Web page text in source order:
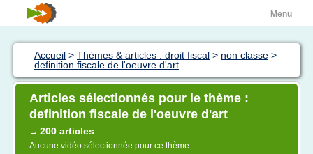
Menu
Accueil > Thèmes & articles : droit fiscal > non classe >
definition fiscale de l'oeuvre d'art
Articles sélectionnés pour le thème :
definition fiscale de l'oeuvre d'art
→ 200 articles
Aucune vidéo sélectionnée pour ce thème